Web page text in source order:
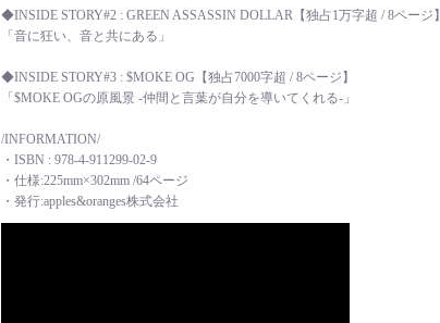
◆INSIDE STORY#2 : GREEN ASSASSIN DOLLAR【独占1万字超 / 8ページ】
「音に狂い、音と共にある」
◆INSIDE STORY#3 : $MOKE OG【独占7000字超 / 8ページ】
「$MOKE OGの原風景 -仲間と言葉が自分を導いてくれる-」
/INFORMATION/
・ISBN : 978-4-911299-02-9
・仕様:225mm×302mm /64ページ
・発行:apples&oranges株式会社